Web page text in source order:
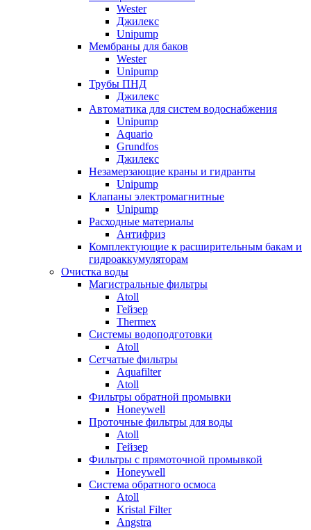
Wester
Джилекс
Unipump
Мембраны для баков
Wester
Unipump
Трубы ПНД
Джилекс
Автоматика для систем водоснабжения
Unipump
Aquario
Grundfos
Джилекс
Незамерзающие краны и гидранты
Unipump
Клапаны электромагнитные
Unipump
Расходные материалы
Антифриз
Комплектующие к расширительным бакам и
гидроаккумуляторам
Очистка воды
Магистральные фильтры
Atoll
Гейзер
Thermex
Системы водоподготовки
Atoll
Сетчатые фильтры
Aquafilter
Atoll
Фильтры обратной промывки
Honeywell
Проточные фильтры для воды
Atoll
Гейзер
Фильтры с прямоточной промывкой
Honeywell
Система обратного осмоса
Atoll
Kristal Filter
Angstra